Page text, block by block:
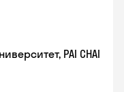
PAI CHAI